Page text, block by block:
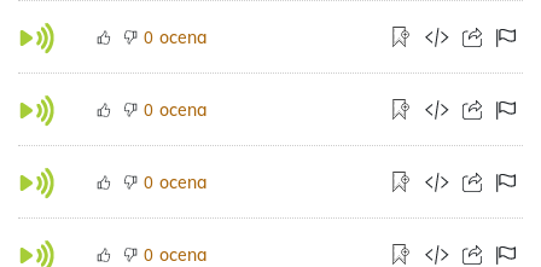
0 ocena
0 ocena
0 ocena
0 ocena